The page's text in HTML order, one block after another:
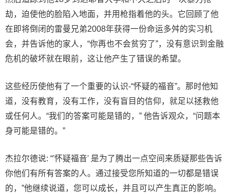
劫，迫使他的脸陷入地面，并用枪指着他的头。它回顾了他
在即将倒闭的雷曼兄弟2008年获得一份命运多舛的实习机
会，并告诉他的家人，“你再也不会贫穷了”，没有意识到金融
危机的破坏就在眼前，这让他产生了错误的希望。
这些经历使他有了一个重要的认识-“怀疑的福音”。那时他知
道，没有教育，没有工作，没有盲目的信仰，就足以拯救他
或任何人。“我们的答案可能是错的，” 他告诉观众，“问题本
身可能是错的。”
杰拉尔德说: “'怀疑福音' 是为了腾出一点空间来质疑那些告诉
你他们有所有答案的人。通过接受您所知道的一切都是错误
的，”他继续说道，您可以成长，并且可以产生真正的影响。